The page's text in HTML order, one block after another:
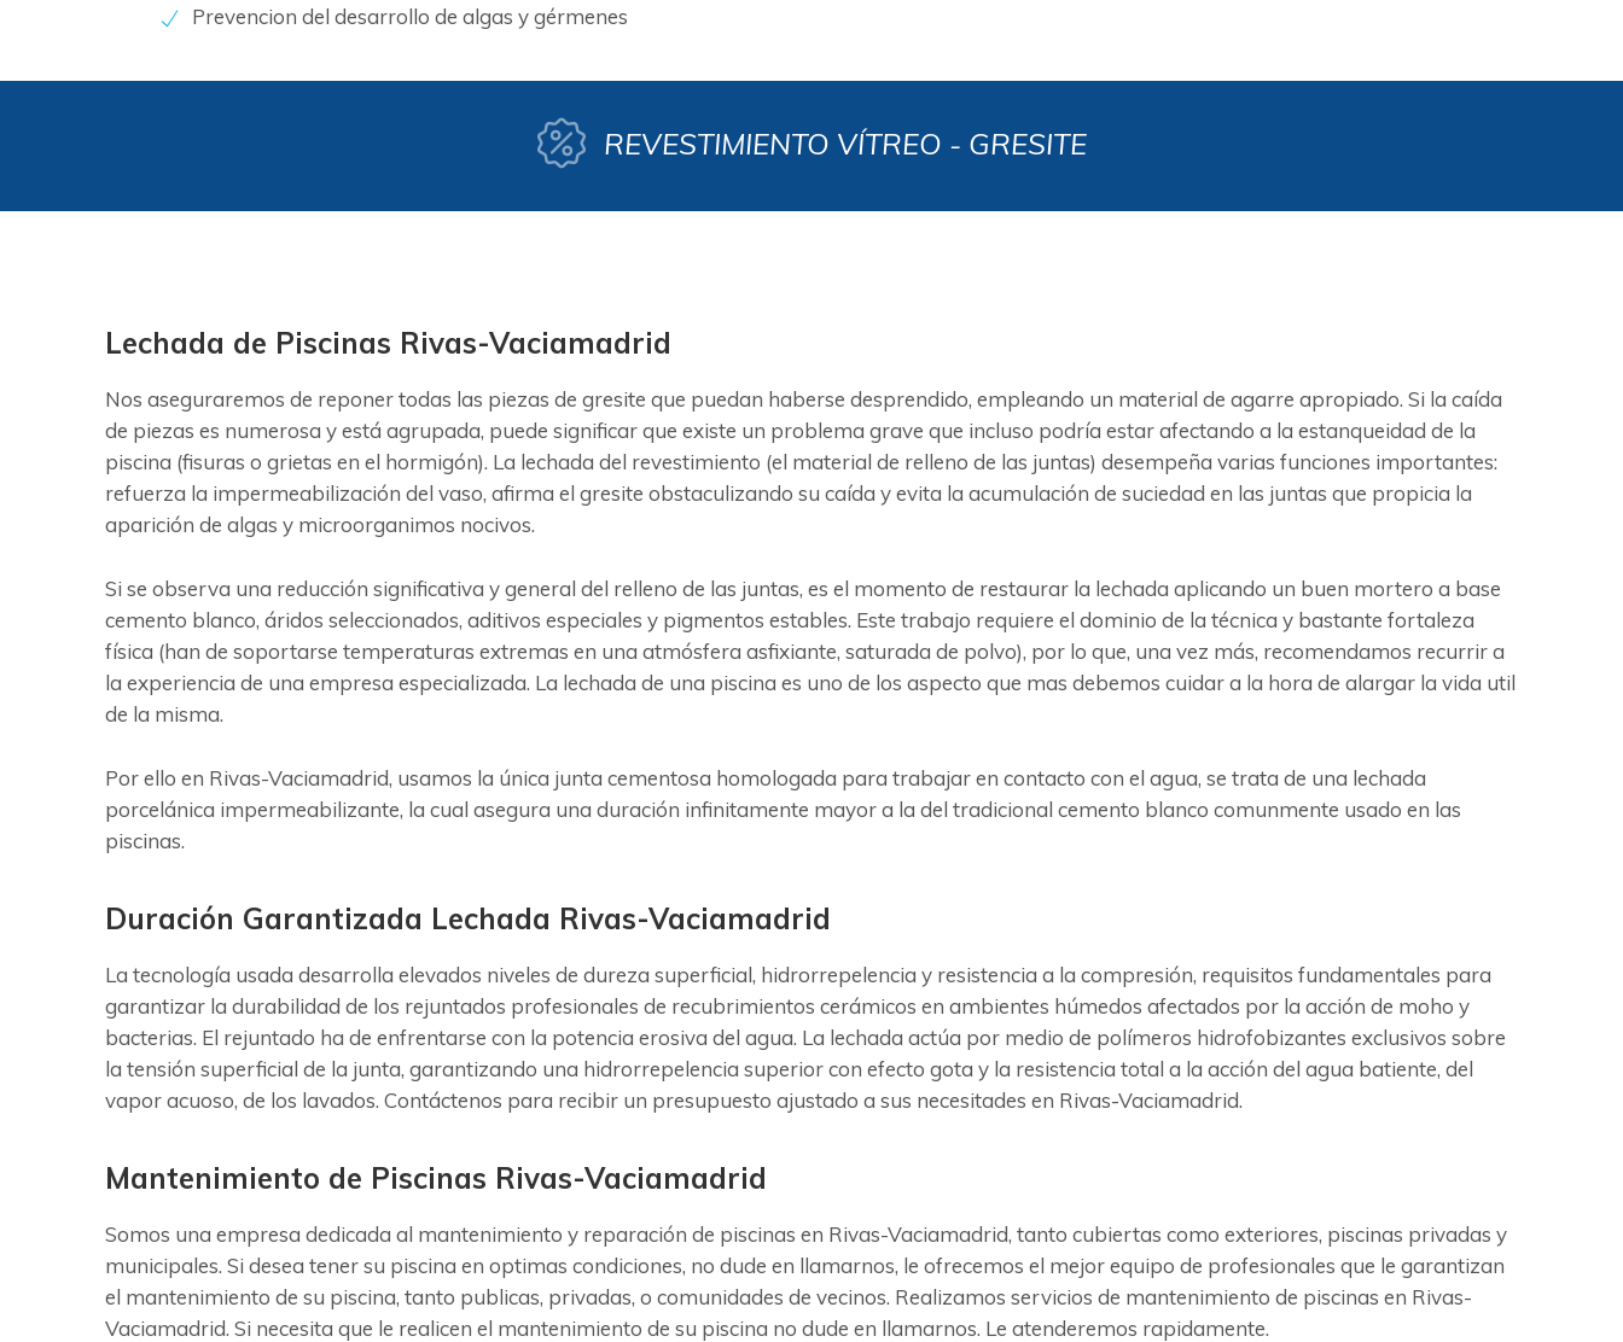
Prevencion del desarrollo de algas y gérmenes
REVESTIMIENTO VÍTREO - GRESITE
Lechada de Piscinas Rivas-Vaciamadrid
Nos aseguraremos de reponer todas las piezas de gresite que puedan haberse desprendido, empleando un material de agarre apropiado. Si la caída
de piezas es numerosa y está agrupada, puede significar que existe un problema grave que incluso podría estar afectando a la estanqueidad de la
piscina (fisuras o grietas en el hormigón). La lechada del revestimiento (el material de relleno de las juntas) desempeña varias funciones importantes:
refuerza la impermeabilización del vaso, afirma el gresite obstaculizando su caída y evita la acumulación de suciedad en las juntas que propicia la
aparición de algas y microorganimos nocivos.
Si se observa una reducción significativa y general del relleno de las juntas, es el momento de restaurar la lechada aplicando un buen mortero a base
cemento blanco, áridos seleccionados, aditivos especiales y pigmentos estables. Este trabajo requiere el dominio de la técnica y bastante fortaleza
física (han de soportarse temperaturas extremas en una atmósfera asfixiante, saturada de polvo), por lo que, una vez más, recomendamos recurrir a
la experiencia de una empresa especializada. La lechada de una piscina es uno de los aspecto que mas debemos cuidar a la hora de alargar la vida util
de la misma.
Por ello en Rivas-Vaciamadrid, usamos la única junta cementosa homologada para trabajar en contacto con el agua, se trata de una lechada
porcelánica impermeabilizante, la cual asegura una duración infinitamente mayor a la del tradicional cemento blanco comunmente usado en las
piscinas.
Duración Garantizada Lechada Rivas-Vaciamadrid
La tecnología usada desarrolla elevados niveles de dureza superficial, hidrorrepelencia y resistencia a la compresión, requisitos fundamentales para
garantizar la durabilidad de los rejuntados profesionales de recubrimientos cerámicos en ambientes húmedos afectados por la acción de moho y
bacterias. El rejuntado ha de enfrentarse con la potencia erosiva del agua. La lechada actúa por medio de polímeros hidrofobizantes exclusivos sobre
la tensión superficial de la junta, garantizando una hidrorrepelencia superior con efecto gota y la resistencia total a la acción del agua batiente, del
vapor acuoso, de los lavados. Contáctenos para recibir un presupuesto ajustado a sus necesitades en Rivas-Vaciamadrid.
Mantenimiento de Piscinas Rivas-Vaciamadrid
Somos una empresa dedicada al mantenimiento y reparación de piscinas en Rivas-Vaciamadrid, tanto cubiertas como exteriores, piscinas privadas y
municipales. Si desea tener su piscina en optimas condiciones, no dude en llamarnos, le ofrecemos el mejor equipo de profesionales que le garantizan
el mantenimiento de su piscina, tanto publicas, privadas, o comunidades de vecinos. Realizamos servicios de mantenimiento de piscinas en Rivas-
Vaciamadrid. Si necesita que le realicen el mantenimiento de su piscina no dude en llamarnos. Le atenderemos rapidamente.